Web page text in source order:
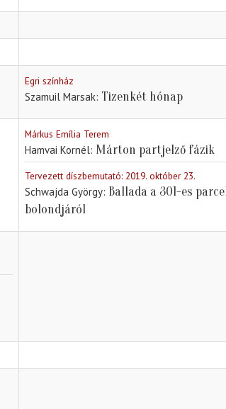
Egri színház
Szamuil Marsak Tizenkét hónap
Márkus Emília Terem
Hamvai Kornél Márton partjelző fázik
Tervezett díszbemutató: 2019. október 23.
Schwajda György Ballada a 301-es
bolondjáról